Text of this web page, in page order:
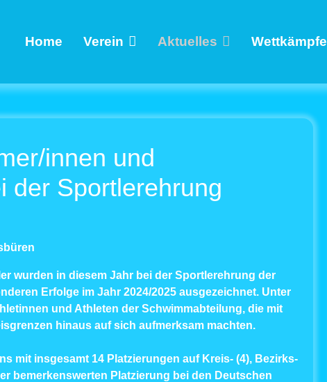
Home Verein Aktuelles Wettkämpfe
innen und
der Sportlerehrung
wurden in diesem Jahr bei der Sportlerehrung der
Erfolge im Jahr 2024/2025 ausgezeichnet. Unter
und Athleten der Schwimmabteilung, die mit
hinaus auf sich aufmerksam machten.
mit insgesamt 14 Platzierungen auf Kreis- (4), Bezirks-
bemerkenswerten Platzierung bei den Deutschen